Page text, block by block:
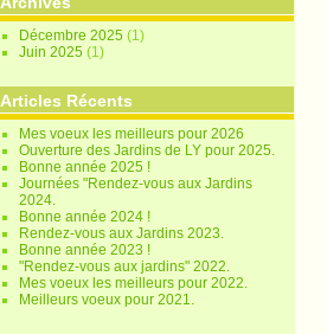
Décembre 2025(1)
Juin 2025(1)
Articles Récents
Mes voeux les meilleurs pour 2026
Ouverture des Jardins de LY pour 2025.
Bonne année 2025 !
Journées "Rendez-vous aux Jardins
2024.
Bonne année 2024 !
Rendez-vous aux Jardins 2023.
Bonne année 2023 !
"Rendez-vous aux jardins" 2022.
Mes voeux les meilleurs pour 2022.
Meilleurs voeux pour 2021.